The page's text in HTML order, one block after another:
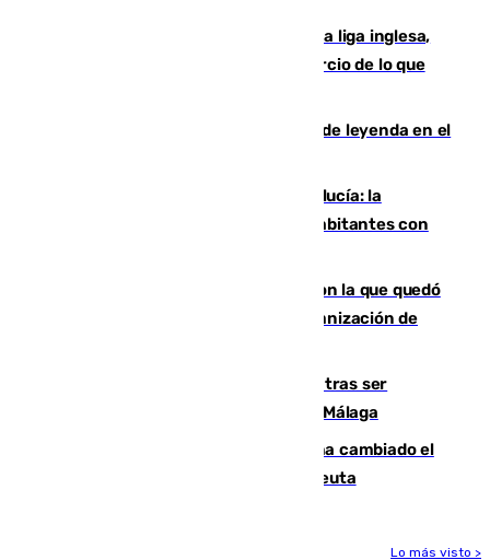
El Boreham Wood, equipo de la quinta liga inglesa,
rechaza una oferta equivalente a un tercio de lo que
La familia Hernangómez: un legado de leyenda en el
Nuevo récord de población en Andalucía: la
comunidad supera los 8,7 millones de habitantes con
Agrede sexualmente a una mujer con la que quedó
por Instagram: dos años prisión e indemnización de
Un turista de 17 años, hospitalizado tras ser
atropellado a propósito en el Centro de Málaga
De bocadillos a lentejas y pollo: así ha cambiado el
menú de los militares desplegados en Ceuta
Lo más visto >